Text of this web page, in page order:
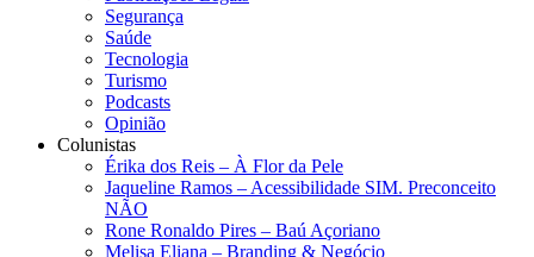
Segurança
Saúde
Tecnologia
Turismo
Podcasts
Opinião
Colunistas
Érika dos Reis​ – À Flor da Pele
Jaqueline Ramos – Acessibilidade SIM. Preconceito
NÃO
Rone Ronaldo Pires – Baú Açoriano
Melisa Eliana – Branding & Negócio